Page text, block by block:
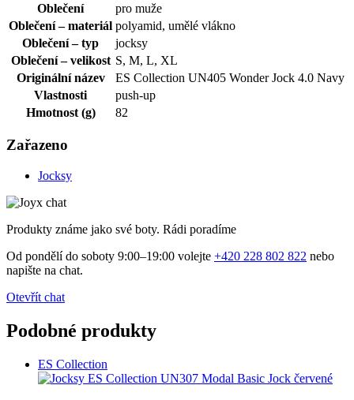
Oblečení
pro muže
Oblečení – materiál polyamid, umělé vlákno
Oblečení – typ
jocksy
Oblečení – velikost S, M, L, XL
Originální název
ES Collection UN405 Wonder Jock 4.0 Navy
Vlastnosti
push-up
Hmotnost (g)
82
Zařazeno
Jocksy
Produkty známe jako své boty. Rádi poradíme
Od pondělí do soboty 9:00–19:00 volejte +420 228 802 822 nebo
napište na chat.
Otevřít chat
Podobné produkty
ES Collection